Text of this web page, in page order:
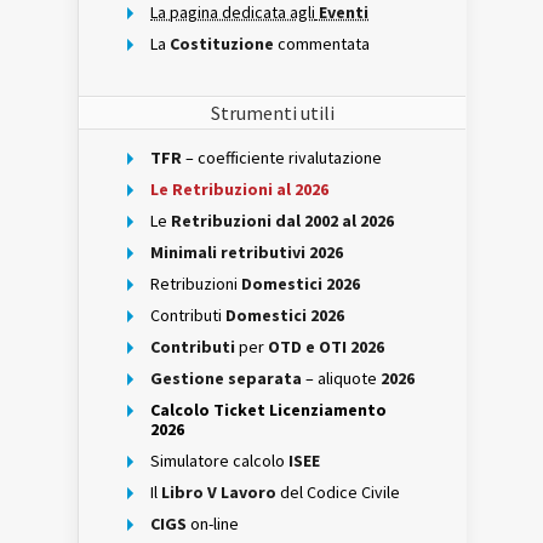
La pagina dedicata agli Eventi
La Costituzione commentata
Strumenti utili
TFR– coefficiente rivalutazione
Le Retribuzioni al 2026
Le Retribuzioni dal 2002 al 2026
Minimali retributivi 2026
Retribuzioni Domestici 2026
Contributi Domestici 2026
Contributi per OTD e OTI 2026
Gestione separata – aliquote 2026
Calcolo Ticket Licenziamento
2026
Simulatore calcolo ISEE
Il Libro V Lavoro del Codice Civile
CIGS on-line